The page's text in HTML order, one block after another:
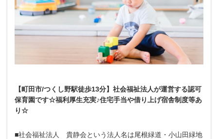
【町田市/つくし野駅徒歩13分】社会福祉法人が運営する認可
保育園です☆福利厚生充実♪住宅手当や借り上げ宿舎制度等あ
り☆
■社会福祉法人 貴静会という法人名は尾根緑道・小山田緑地